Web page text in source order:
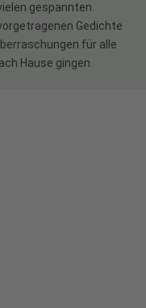
gespannten
Gedichte
für alle
Hause gingen.